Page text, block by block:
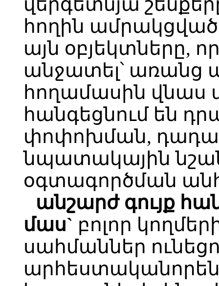
վերգետնյա
հողին ամրակցված
այն օբյեկտները,
անջատել՝ առանց
հողամասին վնաս
հանգեցնում են
փոփոխման,
նպատակային
օգտագործման
անշարժ գույք
մաս` բոլոր
սահմաններ